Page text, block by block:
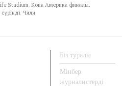
Stadium. Копа Америка финалы.
Чили
Біз туралы
Мінбер
журналистерді